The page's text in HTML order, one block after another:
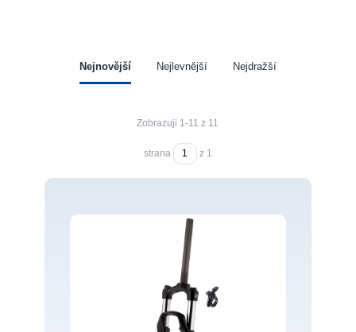
Nejnovější Nejlevnější Nejdražší
Zobrazuji 1-11 z 11
strana z 1